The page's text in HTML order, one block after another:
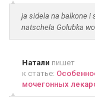
ja sidela na balkone i
natschela Golubka
Натали пишет
к статье:
мочегонных